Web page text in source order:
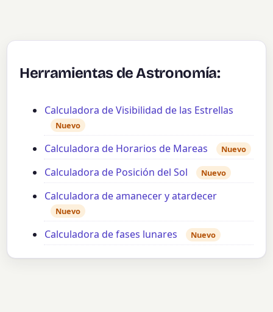
Herramientas de Astronomía:
Calculadora de Visibilidad de las Estrellas
Nuevo
Calculadora de Horarios de Mareas Nuevo
Calculadora de Posición del Sol Nuevo
Calculadora de amanecer y atardecer
Nuevo
Calculadora de fases lunares Nuevo